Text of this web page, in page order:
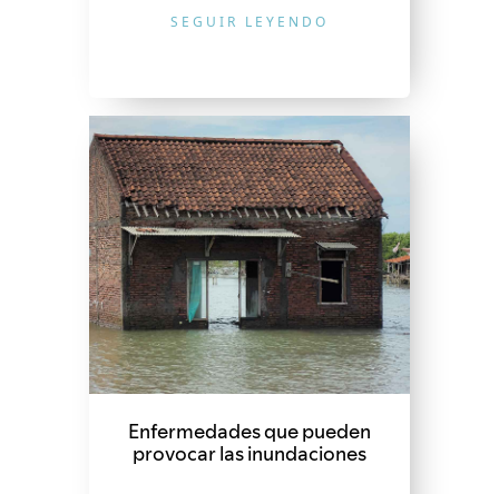
SEGUIR LEYENDO
Enfermedades que pueden
provocar las inundaciones